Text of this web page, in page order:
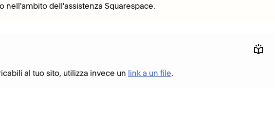
nell'ambito dell'assistenza Squarespace.
al tuo sito, utilizza invece un link a un file.